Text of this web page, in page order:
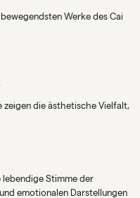
Werke des Cai
zeigen die ästhetische Vielfalt,
lebendige Stimme der
emotionalen Darstellungen